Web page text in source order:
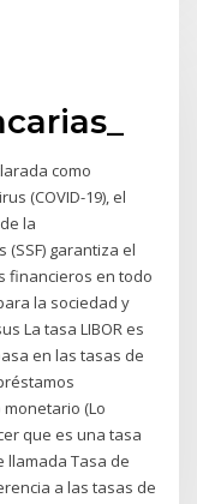
como
(COVID-19), el
la
garantiza el
financieros en todo
la sociedad y
La tasa LIBOR es
en las tasas de
(Lo
que es una tasa
llamada Tasa de
a las tasas de